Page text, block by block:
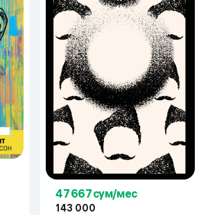
47 667 сум/мес
143 000